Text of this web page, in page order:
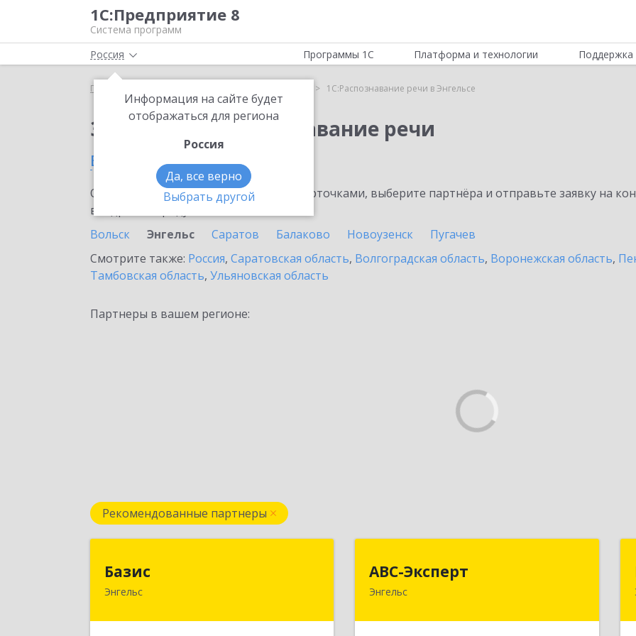
1С:Предприятие 8
Система программ
Россия
Информация на сайте будет
отображаться для региона
Россия
Да, все верно
Выбрать другой
Программы 1С Платформа и технологии Поддержка
Главная 1С:Распознавание речи в Энгельсе
Заказать 1С:Распознавание речи
в Энгельсе
Ознакомьтесь с информационными карточками, выберите партнёра и отправьте заявку на
внедрение продукта.
Вольск
Энгельс Саратов Балаково Новоузенск
Пугачев
Смотрите также: Россия, Саратовская область, Волгоградская область, Воронежская область,
Тамбовская область, Ульяновская область
Партнеры в вашем регионе:
Рекомендованные партнеры
Базис
Энгельс
АВС-Эксперт
Энгельс
413105, Саратовская обл, Энгельс г,